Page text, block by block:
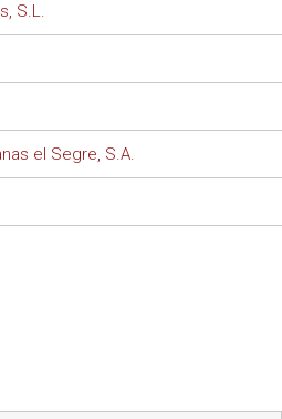
S.L.
el Segre, S.A.